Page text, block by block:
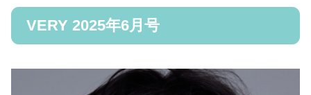
VERY 2025年6月号